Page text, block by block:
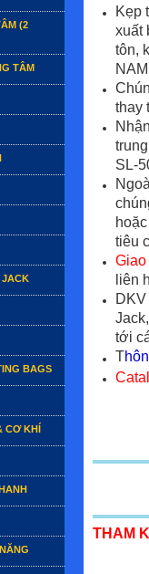
(2
TÂM
JACK
BAGS
CƠ KHÍ
Kẹp
xuất
tôn,
thay
SL-
tiêu
liên
tới
T
THAM